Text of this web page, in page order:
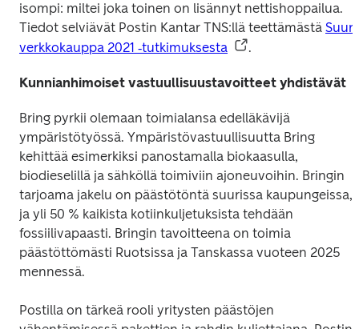
isompi: miltei joka toinen on lisännyt nettishoppailua.
Tiedot selviävät Postin Kantar TNS:llä teettämästä Suuri
verkkokauppa 2021 ‑tutkimuksesta
.
Kunnianhimoiset vastuullisuustavoitteet yhdistävät
Bring pyrkii olemaan toimialansa edelläkävijä
ympäristötyössä. Ympäristövastuullisuutta Bring
kehittää esimerkiksi panostamalla biokaasulla,
biodieselillä ja sähköllä toimiviin ajoneuvoihin. Bringin
tarjoama jakelu on päästötöntä suurissa kaupungeissa,
ja yli 50 % kaikista kotiinkuljetuksista tehdään
fossiilivapaasti. Bringin tavoitteena on toimia
päästöttömästi Ruotsissa ja Tanskassa vuoteen 2025
mennessä.
Postilla on tärkeä rooli yritysten päästöjen